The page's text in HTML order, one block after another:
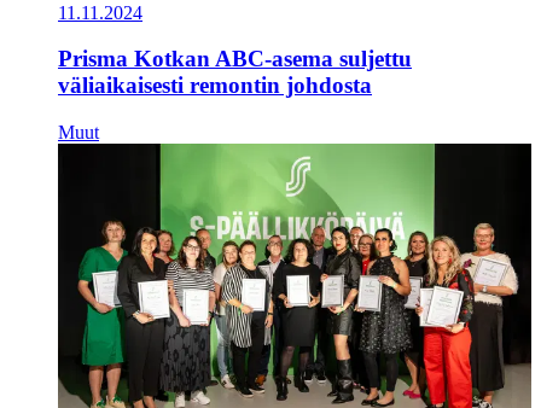
11.11.2024
Prisma Kotkan ABC-asema suljettu
väliaikaisesti remontin johdosta
Muut